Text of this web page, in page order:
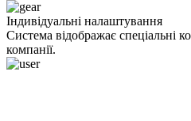
Індивідуальні налаштування
Система відображає спеціальні
компанії.